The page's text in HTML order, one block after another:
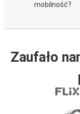
mobilność?
Zaufało